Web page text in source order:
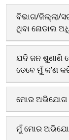
ବିଭାଗ/ଜିଲ୍ଲା/
ଥିବା ନୋଡାଲ
ଯଦି ଜନ ଶୁଣାଣି
ତେବେ ମୁଁ କ’ଣ
ମୋର ଅଭିଯୋଗ
ମୁଁ ମୋର